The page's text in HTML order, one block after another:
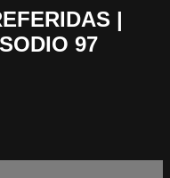
|
97